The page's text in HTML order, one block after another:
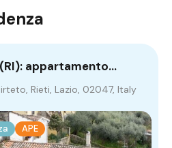
(RI): appartamento…
Rieti, Lazio, 02047, Italy
APE